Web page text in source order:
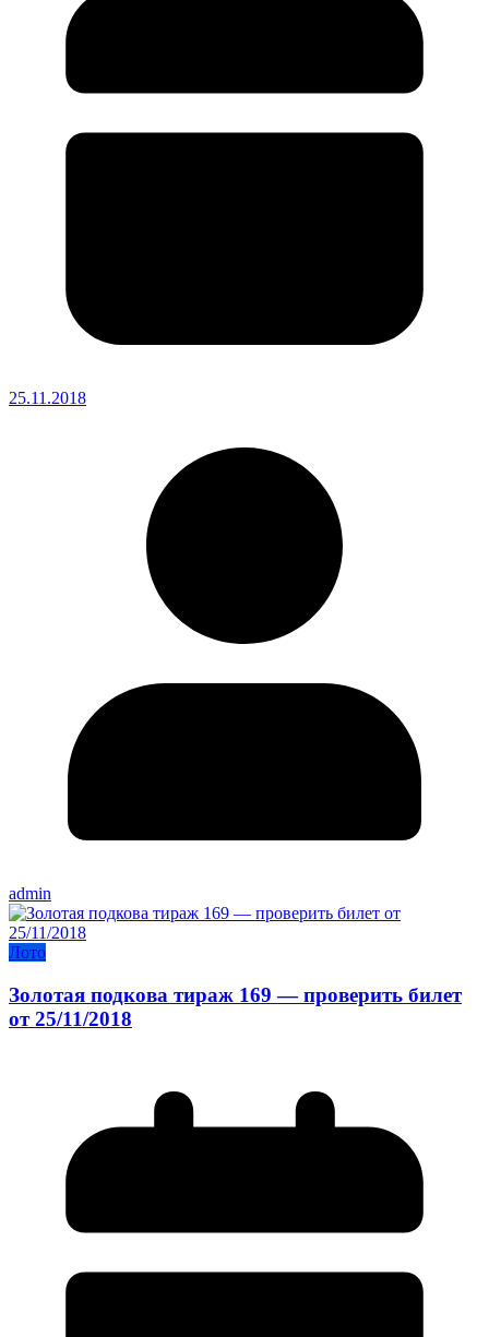
25.11.2018
admin
Лото
Золотая подкова тираж 169 — проверить билет
от 25/11/2018